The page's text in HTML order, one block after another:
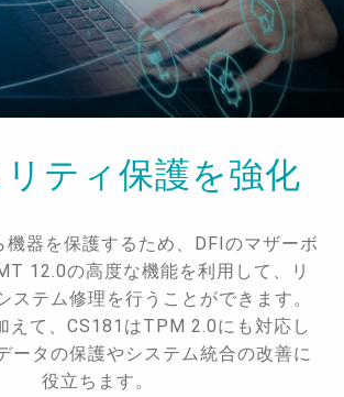
ティ保護を強化
機器を保護するため、DFIのマザーボ
12.0の高度な機能を利用して、リ
ステム修理を行うことができます。
えて、CS181はTPM 2.0にも対応し
ータの保護やシステム統合の改善に
役立ちます。